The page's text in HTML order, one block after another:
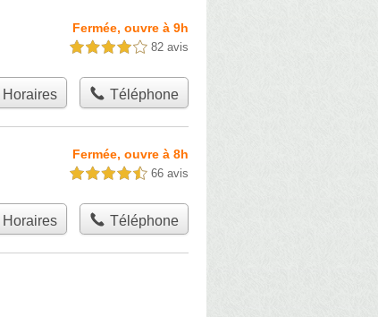
Fermée, ouvre à 9h
4,0 étoiles sur 5 82 avis
Horaires Téléphone
Fermée, ouvre à 8h
4,5 étoiles sur 5 66 avis
Horaires Téléphone